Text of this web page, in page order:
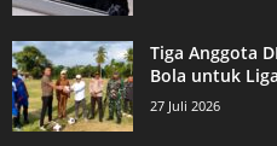
Tiga Anggota
Bola untuk
27 Juli 2026